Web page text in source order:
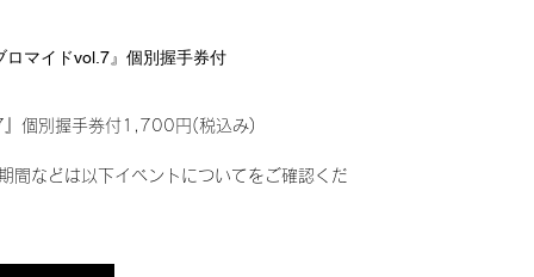
マイドvol.7』個別握手券付
』個別握手券付1,700円(税込み)
間などは以下イベントについてをご確認くだ